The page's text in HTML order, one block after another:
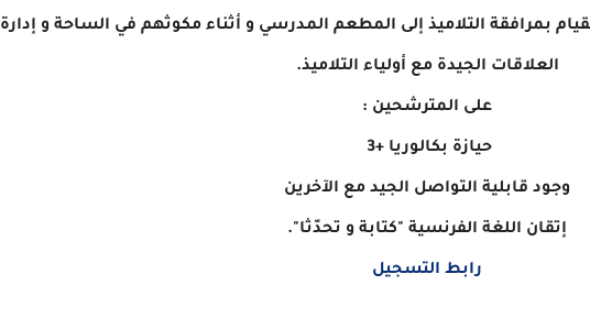
بمرافقة التلاميذ إلى المطعم المدرسي و أثناء مكوثهم في الساحة و إدارة
العلاقات الجيدة مع أولياء التلاميذ.
على المترشحين :
حيازة بكالوريا +3
وجود قابلية التواصل الجيد مع الآخرين
إتقان اللغة الفرنسية "كتابة و تحدّثا".
رابط التسجيل